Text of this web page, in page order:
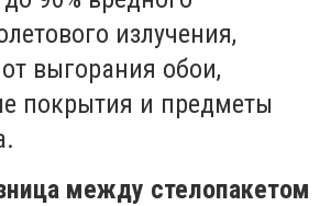
излучения,
выгорания обои,
покрытия и предметы
между стелопакетом